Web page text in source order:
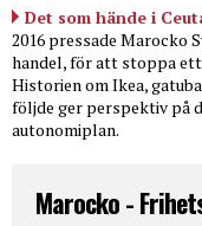
Det som hände i
2016 pressade Marocko
handel, för att stoppa ett
Historien om Ikea,
följde ger perspektiv på
autonomiplan.
Marocko -